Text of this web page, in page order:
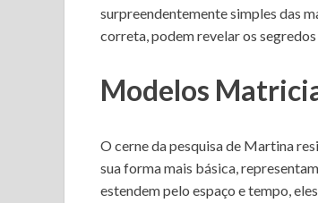
surpreendentemente simples das
correta, podem revelar os
Modelos
O cerne da pesquisa de Martina
sua forma mais básica,
estendem pelo espaço e tempo,